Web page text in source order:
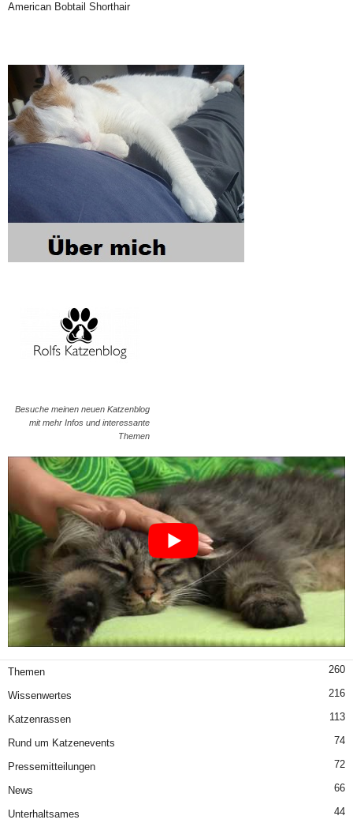
American Bobtail Shorthair
Besuche meinen neuen Katzenblog
mit mehr Infos und interessante
Themen
Themen 260
Wissenwertes 216
Katzenrassen 113
Rund um Katzenevents 74
Pressemitteilungen 72
News 66
Unterhaltsames 44